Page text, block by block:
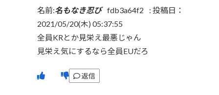
名前:名もなき忍び fdb3a64f2 : 投稿日：
2021/05/20(木) 05:37:55
全員KRとか見栄え最悪じゃん
見栄え気にするなら全員EUだろ
返信